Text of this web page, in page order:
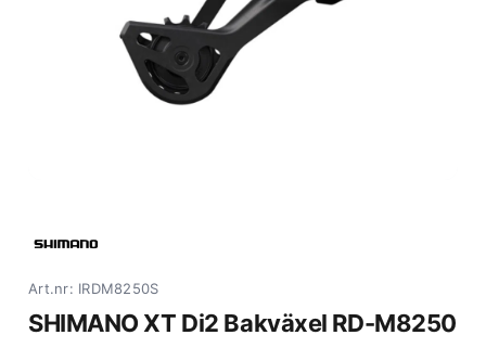
Art.nr: IRDM8250S
SHIMANO XT Di2 Bakväxel RD-M8250